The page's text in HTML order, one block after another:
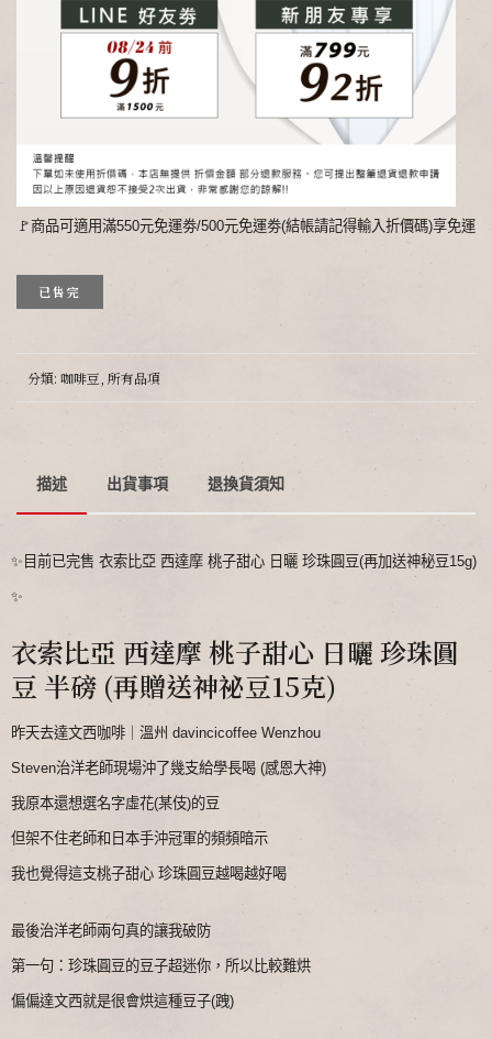
🚩商品可適用滿550元免運劵/500元免運劵(結帳請記得輸入折價碼)享免運
已售完
分類: 咖啡豆 所有品項
描述 出貨事項 退換貨須知
✨目前已完售 衣索比亞 西達摩 桃子甜心 日曬 珍珠圓豆(再加送神秘豆15g)
✨
衣索比亞 西達摩 桃子甜心 日曬 珍珠圓
豆 半磅 (再贈送神祕豆15克)
昨天去達文西咖啡｜溫州 davincicoffee Wenzhou
Steven治洋老師現場沖了幾支給學長喝 (感恩大神)
我原本還想選名字虛花(某伎)的豆
但架不住老師和日本手沖冠軍的頻頻暗示
我也覺得這支桃子甜心 珍珠圓豆越喝越好喝
最後治洋老師兩句真的讓我破防
第一句：珍珠圓豆的豆子超迷你，所以比較難烘
偏偏達文西就是很會烘這種豆子(跩)